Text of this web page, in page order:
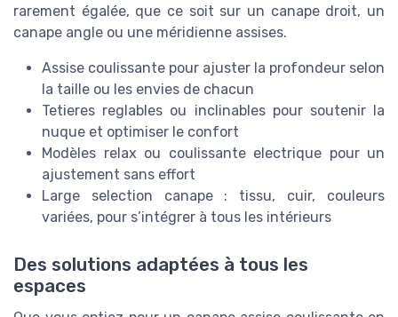
rarement égalée, que ce soit sur un canape droit, un
canape angle ou une méridienne assises.
Assise coulissante pour ajuster la profondeur selon
la taille ou les envies de chacun
Tetieres reglables ou inclinables pour soutenir la
nuque et optimiser le confort
Modèles relax ou coulissante electrique pour un
ajustement sans effort
Large selection canape : tissu, cuir, couleurs
variées, pour s’intégrer à tous les intérieurs
Des solutions adaptées à tous les
espaces